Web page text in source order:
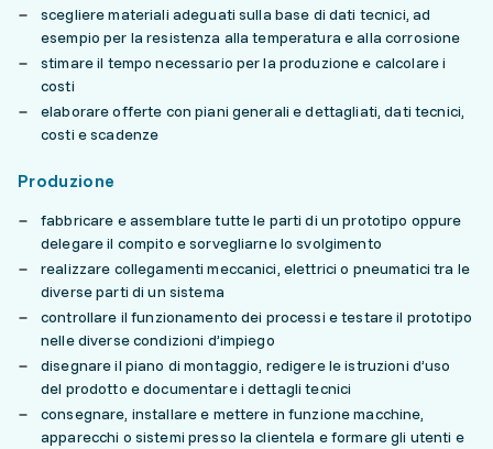
scegliere materiali adeguati sulla base di dati tecnici, ad
esempio per la resistenza alla temperatura e alla corrosione
stimare il tempo necessario per la produzione e calcolare i
costi
elaborare offerte con piani generali e dettagliati, dati tecnici,
costi e scadenze
Produzione
fabbricare e assemblare tutte le parti di un prototipo oppure
delegare il compito e sorvegliarne lo svolgimento
realizzare collegamenti meccanici, elettrici o pneumatici tra le
diverse parti di un sistema
controllare il funzionamento dei processi e testare il prototipo
nelle diverse condizioni d’impiego
disegnare il piano di montaggio, redigere le istruzioni d’uso
del prodotto e documentare i dettagli tecnici
consegnare, installare e mettere in funzione macchine,
apparecchi o sistemi presso la clientela e formare gli utenti e